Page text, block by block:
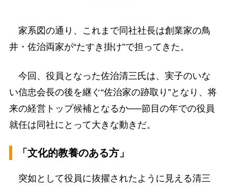
家系図の通り、これまで同社社長は創業家の鳥
井・佐治両家が“たすき掛け”で担ってきた。
今回、役員となった佐治清三氏は、実子のいな
い信忠会長の後を継ぐ“佐治家の跡取り”となり、将
来の経営トップ候補となるか──節目の年での役員
就任は同社にとって大きな動きだ。
「文化的教養のある方」
突如として役員に抜擢されたように見える清三